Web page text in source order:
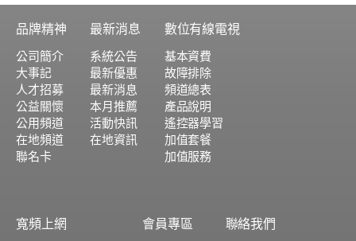
品牌精神
公司簡介
大事記
人才招募
公益關懷
公用頻道
在地頻道
聯名卡
最新消息
系統公告
最新優惠
最新消息
本月推薦
活動快訊
在地資訊
數位有線電視
基本資費
故障排除
頻道總表
產品說明
遙控器學習
加值套餐
加值服務
寬頻上網
會員專區
聯絡我們